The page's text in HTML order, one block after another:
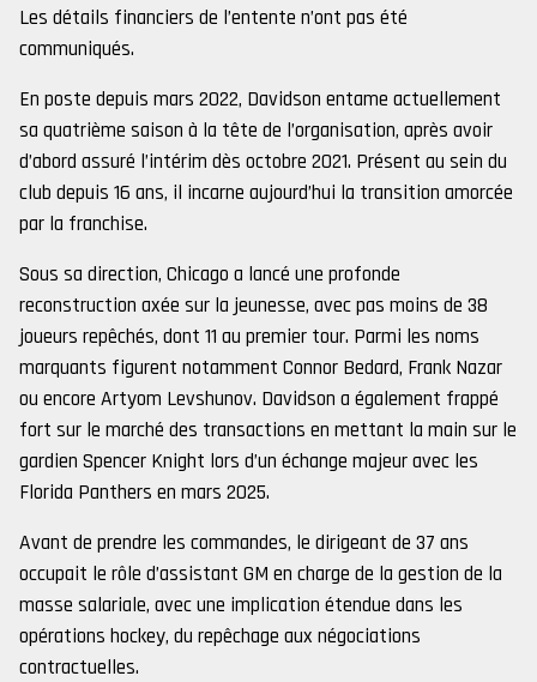
Les détails financiers de l’entente n’ont pas été
communiqués.
En poste depuis mars 2022, Davidson entame actuellement
sa quatrième saison à la tête de l’organisation, après avoir
d’abord assuré l’intérim dès octobre 2021. Présent au sein du
club depuis 16 ans, il incarne aujourd’hui la transition amorcée
par la franchise.
Sous sa direction, Chicago a lancé une profonde
reconstruction axée sur la jeunesse, avec pas moins de 38
joueurs repêchés, dont 11 au premier tour. Parmi les noms
marquants figurent notamment Connor Bedard, Frank Nazar
ou encore Artyom Levshunov. Davidson a également frappé
fort sur le marché des transactions en mettant la main sur le
gardien Spencer Knight lors d’un échange majeur avec les
Florida Panthers en mars 2025.
Avant de prendre les commandes, le dirigeant de 37 ans
occupait le rôle d’assistant GM en charge de la gestion de la
masse salariale, avec une implication étendue dans les
opérations hockey, du repêchage aux négociations
contractuelles.